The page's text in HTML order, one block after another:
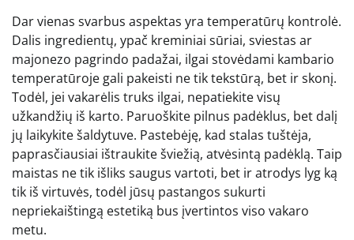
Dar vienas svarbus aspektas yra temperatūrų kontrolė.
Dalis ingredientų, ypač kreminiai sūriai, sviestas ar
majonezo pagrindo padažai, ilgai stovėdami kambario
temperatūroje gali pakeisti ne tik tekstūrą, bet ir skonį.
Todėl, jei vakarėlis truks ilgai, nepatiekite visų
užkandžių iš karto. Paruoškite pilnus padėklus, bet dalį
jų laikykite šaldytuve. Pastebėję, kad stalas tuštėja,
paprasčiausiai ištraukite šviežią, atvėsintą padėklą. Taip
maistas ne tik išliks saugus vartoti, bet ir atrodys lyg ką
tik iš virtuvės, todėl jūsų pastangos sukurti
nepriekaištingą estetiką bus įvertintos viso vakaro
metu.